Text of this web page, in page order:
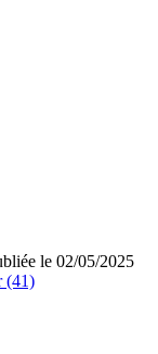
le 02/05/2025
(41)